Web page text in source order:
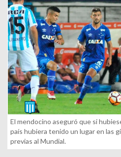
El mendocino aseguró que si
país hubiera tenido un lugar en las
previas al Mundial.